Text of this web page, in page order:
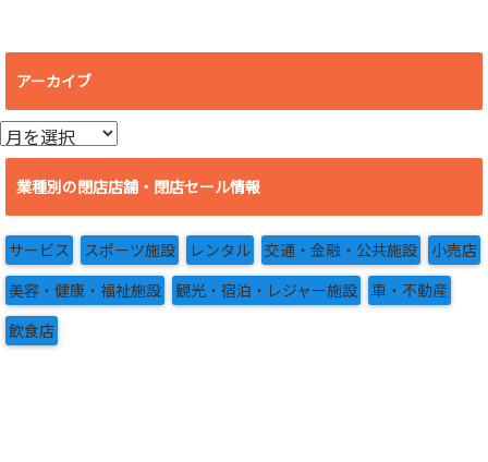
アーカイブ
ア
ー
イ
ブ
業種別の閉店店舗・閉店セール情報
サービス スポーツ施設 レンタル 交通・金融・公共施設 小売店
美容・健康・福祉施設 観光・宿泊・レジャー施設 車・不動産
飲食店